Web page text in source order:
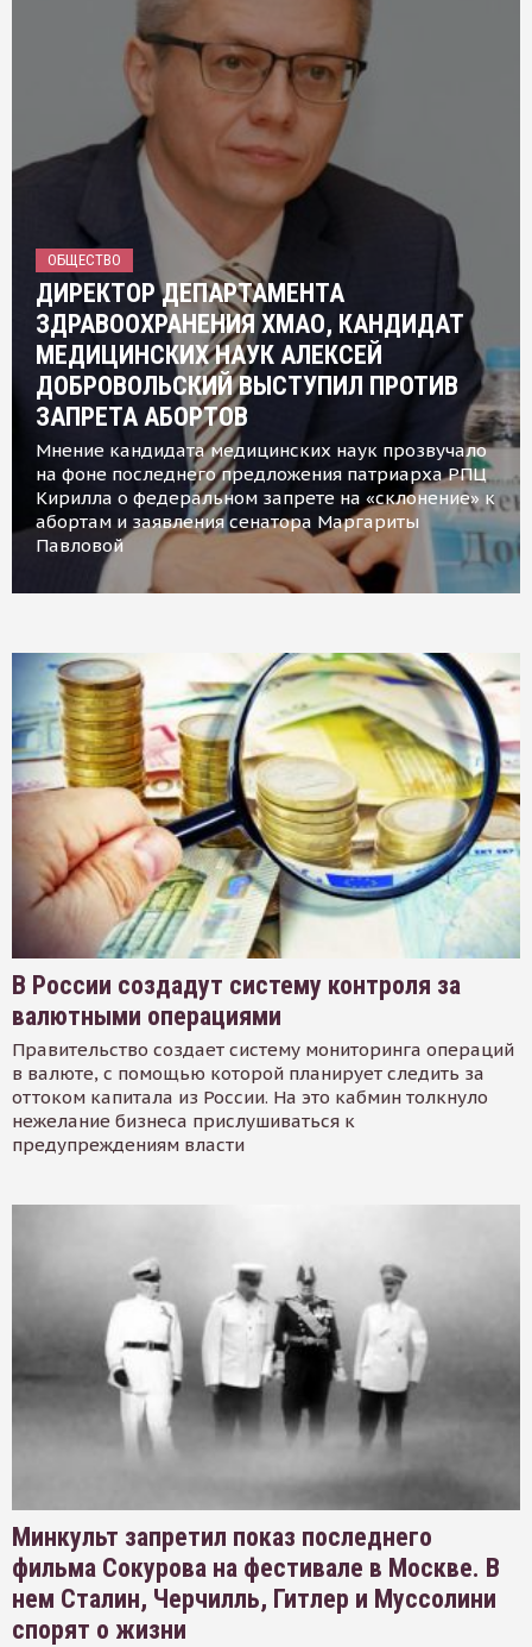
ОБЩЕСТВО
ДИРЕКТОР ДЕПАРТАМЕНТА
ЗДРАВООХРАНЕНИЯ ХМАО, КАНДИДАТ
МЕДИЦИНСКИХ НАУК АЛЕКСЕЙ
ДОБРОВОЛЬСКИЙ ВЫСТУПИЛ ПРОТИВ
ЗАПРЕТА АБОРТОВ
Мнение кандидата медицинских наук прозвучало
на фоне последнего предложения патриарха РПЦ
Кирилла о федеральном запрете на «склонение» к
абортам и заявления сенатора Маргариты
Павловой
В России создадут систему контроля за
валютными операциями
Правительство создает систему мониторинга операций
в валюте, с помощью которой планирует следить за
оттоком капитала из России. На это кабмин толкнуло
нежелание бизнеса прислушиваться к
предупреждениям власти
Минкульт запретил показ последнего
фильма Сокурова на фестивале в Москве. В
нем Сталин, Черчилль, Гитлер и Муссолини
спорят о жизни